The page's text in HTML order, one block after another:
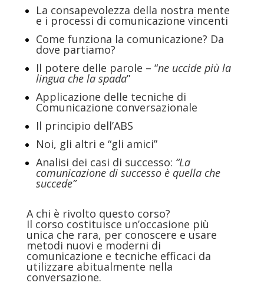
La consapevolezza della nostra mente
e i processi di comunicazione vincenti
Come funziona la comunicazione? Da
dove partiamo?
Il potere delle parole – “ne uccide più la
lingua che la spada”
Applicazione delle tecniche di
Comunicazione conversazionale
Il principio dell’ABS
Noi, gli altri e “gli amici”
Analisi dei casi di successo: “La
comunicazione di successo è quella che
succede”
A chi è rivolto questo corso?
Il corso costituisce un’occasione più
unica che rara, per conoscere e usare
metodi nuovi e moderni di
comunicazione e tecniche efficaci da
utilizzare abitualmente nella
conversazione.